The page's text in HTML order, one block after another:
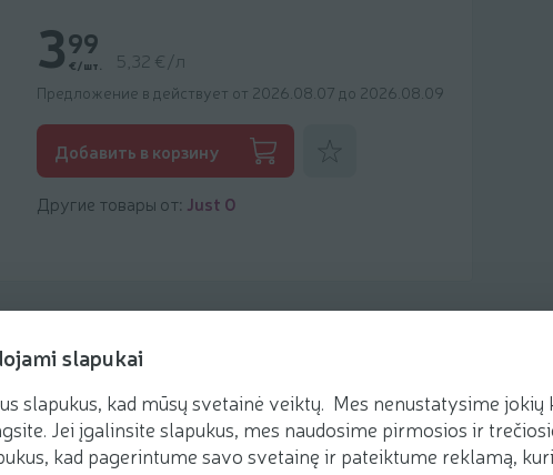
slapukai
slapukus, kad mūsų svetainė veiktų. Mes nenustatysime jokių
Jei įgalinsite slapukus, mes naudosime pirmosios ir
kad pagerintume savo svetainę ir pateiktume reklamą,
399
€/шт. 5,32 €/л
Предложение в действует от 2026.08.07 до 2026.08.09
Добавить в корзину
Другие товары от: Just 0
Рецепты